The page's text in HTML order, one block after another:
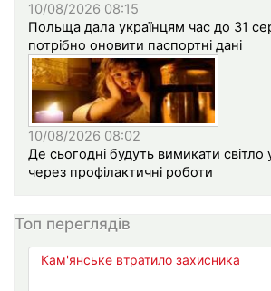
10/08/2026 08:15
Польща дала українцям час до 31
потрібно оновити паспортні дані
10/08/2026 08:02
Де сьогодні будуть вимикати світло
через профілактичні роботи
Топ переглядів
Кам'янське втратило захисника